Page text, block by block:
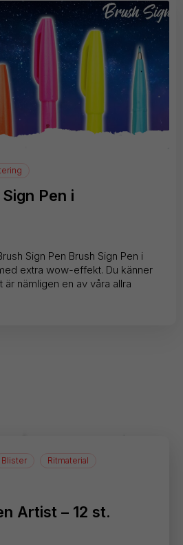
Pen i
Sign Pen Brush Sign Pen i
extra wow-effekt. Du känner
är nämligen en av våra allra
Blister Ritmaterial
Artist – 12 st.